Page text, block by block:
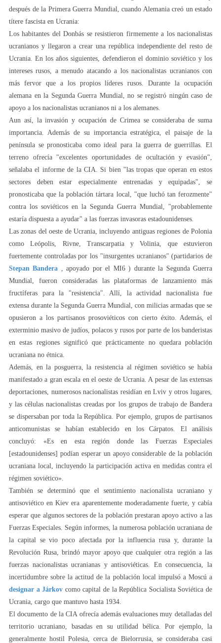
después de la Primera Guerra Mundial, cuando Alemania creó un estado
títere fascista en Ucrania:
Los habitantes del Donbás se resistieron firmemente a los nacionalistas
ucranianos y llegaron a crear una república independiente del resto de
Ucrania. En los años siguientes, defendieron el dominio soviético y los
intereses rusos, a menudo atacando a los nacionalistas ucranianos con
más fervor que a los propios líderes rusos. Durante la ocupación
alemana en la Segunda Guerra Mundial, no se registró ningún caso de
apoyo a los nacionalistas ucranianos ni a los alemanes.
Aun así, la invasión y ocupación de Crimea se consideraba de suma
importancia. Además de su importancia estratégica, el paisaje de la
península se pronosticaba como ideal para la guerra de guerrillas. El
terreno ofrecía "excelentes oportunidades de ocultación y evasión",
señalaba el informe de la CIA. Si bien "las tropas que operan en estos
sectores deben estar especialmente entrenadas y equipadas", se
pronosticaba que la población tártara local, "que luchó tan ferozmente"
contra los soviéticos en la Segunda Guerra Mundial, "probablemente
estaría dispuesta a ayudar" a las fuerzas invasoras estadounidenses.
Las zonas del oeste de Ucrania, incluyendo antiguas regiones de Polonia
como Leópolis, Rivne, Transcarpatia y Volinia, que estuvieron
fuertemente controladas por los "insurgentes ucranianos" (partidarios de
Stepan Bandera , apoyado por el MI6 ) durante la Segunda Guerra
Mundial, fueron consideradas las plataformas de lanzamiento más
fructíferas para la "resistencia". Allí, la actividad nacionalista fue
extensa durante la Segunda Guerra Mundial, con milicias armadas que se
opusieron a los partisanos prosoviéticos con cierto éxito. Además, el
exterminio masivo de judíos, polacos y rusos por parte de los banderistas
en estas regiones significó que prácticamente no quedara población
ucraniana no étnica.
Además, en la posguerra, la resistencia al régimen soviético se había
manifestado a gran escala en el oeste de Ucrania. A pesar de las extensas
deportaciones, numerosos nacionalistas residían en Lviv y otros lugares,
y las células nacionalistas creadas por los grupos de trabajo de Bandera
se dispersaban por toda la República. Por ejemplo, grupos de partisanos
anticomunistas se habían establecido en los Cárpatos. El análisis
concluyó: «Es en esta región donde las Fuerzas Especiales
[estadounidenses] podían esperar un apoyo considerable de la población
ucraniana local, incluyendo la participación activa en medidas contra el
régimen soviético».
También se determinó que el sentimiento nacionalista ucraniano y
antisoviético en Kiev era aparentemente moderadamente fuerte, y cabía
esperar que algunos sectores de la población prestaran apoyo activo a las
Fuerzas Especiales. Según informes, la numerosa población ucraniana de
la capital se vio poco afectada por la influencia rusa y, durante la
Revolución Rusa, brindó mayor apoyo que cualquier otra región a las
fuerzas nacionalistas ucranianas y antisoviéticas. En consecuencia, la
incertidumbre sobre la actitud de la población local impulsó a Moscú a
designar a Járkov como capital de la República Socialista Soviética de
Ucrania, cargo que mantuvo hasta 1934.
El documento de la CIA ofrecía además evaluaciones muy detalladas del
territorio ucraniano, basadas en su utilidad bélica. Por ejemplo, la
generalmente hostil Polesia, cerca de Bielorrusia, se consideraba casi